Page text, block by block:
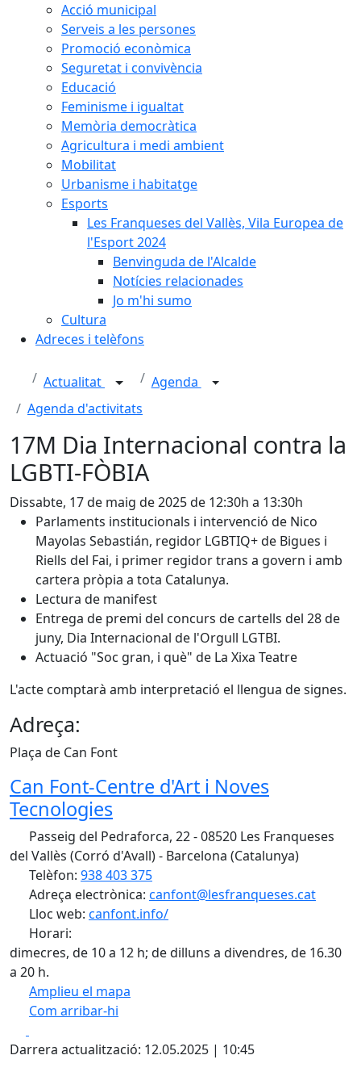
Acció municipal
Serveis a les persones
Promoció econòmica
Seguretat i convivència
Educació
Feminisme i igualtat
Memòria democràtica
Agricultura i medi ambient
Mobilitat
Urbanisme i habitatge
Esports
Les Franqueses del Vallès, Vila Europea de
l'Esport 2024
Benvinguda de l'Alcalde
Notícies relacionades
Jo m'hi sumo
Cultura
Adreces i telèfons
Actualitat
Agenda
Agenda d'activitats
17M Dia Internacional contra la
LGBTI-FÒBIA
Dissabte, 17 de maig de 2025 de 12:30h a 13:30h
Parlaments institucionals i intervenció de Nico
Mayolas Sebastián, regidor LGBTIQ+ de Bigues i
Riells del Fai, i primer regidor trans a govern i amb
cartera pròpia a tota Catalunya.
Lectura de manifest
Entrega de premi del concurs de cartells del 28 de
juny, Dia Internacional de l'Orgull LGTBI.
Actuació "Soc gran, i què" de La Xixa Teatre
L'acte comptarà amb interpretació el llengua de signes.
Adreça:
Plaça de Can Font
Can Font-Centre d'Art i Noves
Tecnologies
Passeig del Pedraforca, 22 - 08520 Les Franqueses
del Vallès (Corró d'Avall) - Barcelona (Catalunya)
Telèfon: 938 403 375
Adreça electrònica: canfont@lesfranqueses.cat
Lloc web: canfont.info/
Horari:
dimecres, de 10 a 12 h; de dilluns a divendres, de 16.30
a 20 h.
Amplieu el mapa
Com arribar-hi
+
Darrera actualització: 12.05.2025 | 10:45